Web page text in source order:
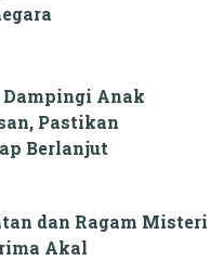
Dampingi Anak
Pastikan
Berlanjut
dan Ragam Misteri
Akal